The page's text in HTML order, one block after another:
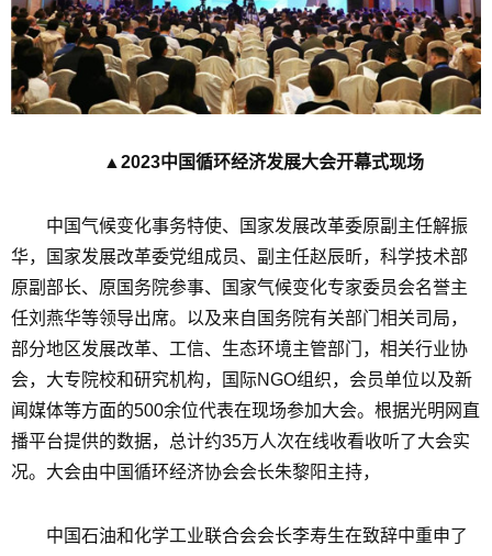
▲2023中国循环经济发展大会开幕式现场
中国气候变化事务特使、国家发展改革委原副主任解振
华，国家发展改革委党组成员、副主任赵辰昕，科学技术部
原副部长、原国务院参事、国家气候变化专家委员会名誉主
任刘燕华等领导出席。以及来自国务院有关部门相关司局，
部分地区发展改革、工信、生态环境主管部门，相关行业协
会，大专院校和研究机构，国际NGO组织，会员单位以及新
闻媒体等方面的500余位代表在现场参加大会。根据光明网直
播平台提供的数据，总计约35万人次在线收看收听了大会实
况。大会由中国循环经济协会会长朱黎阳主持，
中国石油和化学工业联合会会长李寿生在致辞中重申了